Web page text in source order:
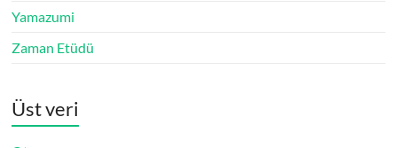
Yamazumi
Zaman Etüdü
Üst veri